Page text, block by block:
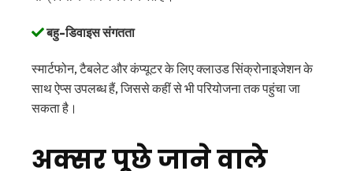
बहु-डिवाइस संगतता
स्मार्टफोन, टैबलेट और कंप्यूटर के लिए क्लाउड सिंक्रोनाइजेशन के
साथ ऐप्स उपलब्ध हैं, जिससे कहीं से भी परियोजना तक पहुंचा जा
सकता है।
अक्सर पूछे जाने वाले